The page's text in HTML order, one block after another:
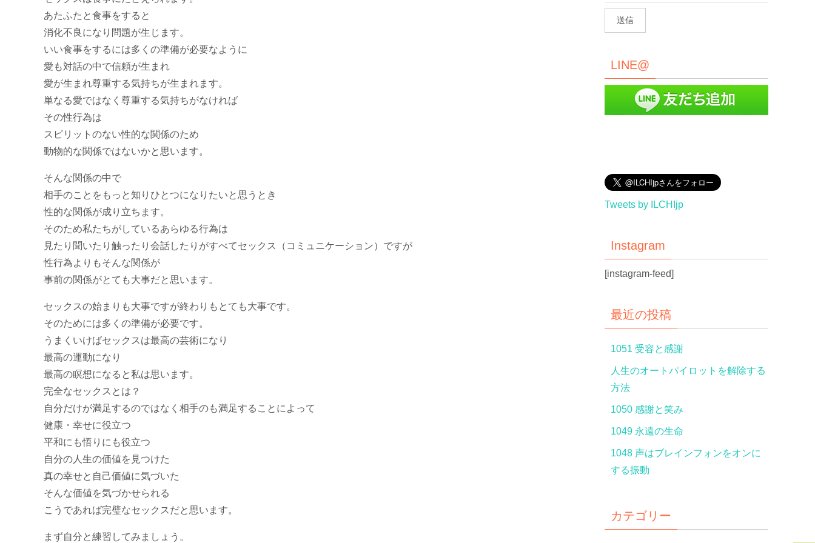
あたふたと食事をすると
消化不良になり問題が生じます。
いい食事をするには多くの準備が必要なように
愛も対話の中で信頼が生まれ
愛が生まれ尊重する気持ちが生まれます。
単なる愛ではなく尊重する気持ちがなければ
その性行為は
スピリットのない性的な関係のため
動物的な関係ではないかと思います。
そんな関係の中で
相手のことをもっと知りひとつになりたいと思うとき
性的な関係が成り立ちます。
そのため私たちがしているあらゆる行為は
見たり聞いたり触ったり会話したりがすべてセックス（コミュニケーション）ですが
性行為よりもそんな関係が
事前の関係がとても大事だと思います。
セックスの始まりも大事ですが終わりもとても大事です。
そのためには多くの準備が必要です。
うまくいけばセックスは最高の芸術になり
最高の運動になり
最高の瞑想になると私は思います。
完全なセックスとは？
自分だけが満足するのではなく相手のも満足することによって
健康・幸せに役立つ
平和にも悟りにも役立つ
自分の人生の価値を見つけた
真の幸せと自己価値に気づいた
そんな価値を気づかせられる
こうであれば完璧なセックスだと思います。
まず自分と練習してみましょう。
LINE@
Tweets by ILCHIjp
Instagram
[instagram-feed]
最近の投稿
1051 受容と感謝
人生のオートパイロットを解除する
方法
1050 感謝と笑み
1049 永遠の生命
1048 声はブレインフォンをオンに
する振動
カテゴリー